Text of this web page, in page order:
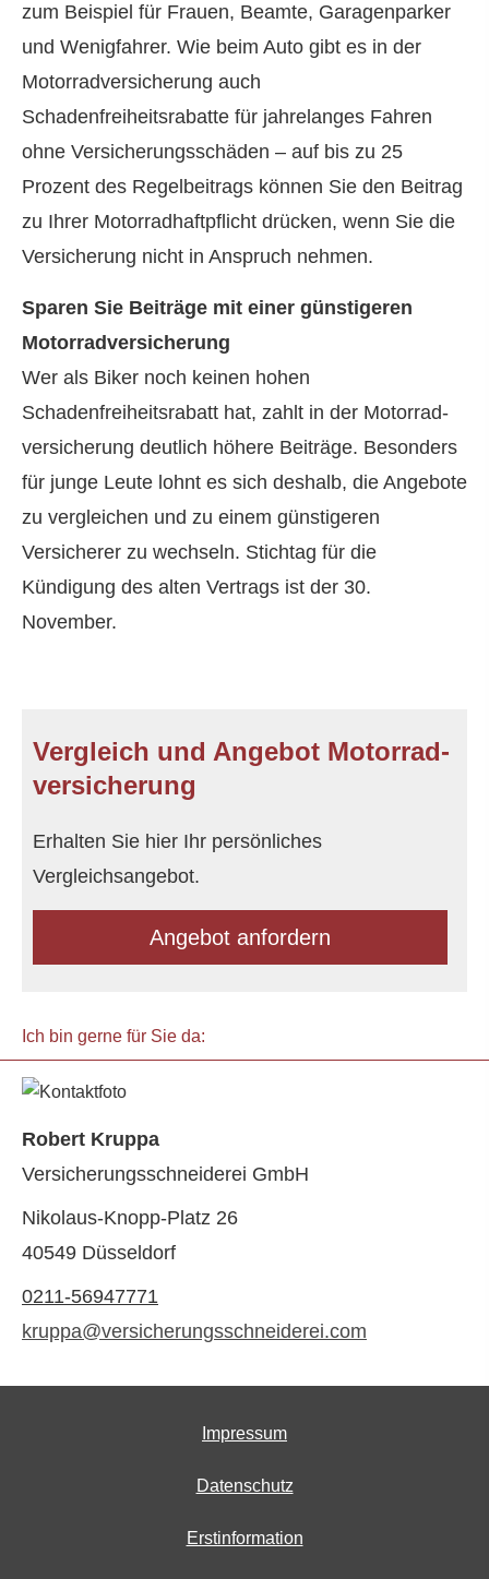
zum Beispiel für Frauen, Beamte, Garagenparker
und Wenigfahrer. Wie beim Auto gibt es in der
Motor­rad­ver­sicherung auch
Schadenfreiheitsrabatte für jahrelanges Fahren
ohne Versicherungsschäden – auf bis zu 25
Prozent des Regelbeitrags können Sie den Beitrag
zu Ihrer Motorradhaftpflicht drücken, wenn Sie die
Versicherung nicht in Anspruch nehmen.
Sparen Sie Beiträge mit einer günstigeren
Motor­rad­ver­sicherung
Wer als Biker noch keinen hohen
Schadenfreiheitsrabatt hat, zahlt in der Motor­rad­
ver­sicherung deutlich höhere Beiträge. Besonders
für junge Leute lohnt es sich deshalb, die Angebote
zu ver­gleichen und zu einem günstigeren
Versicherer zu wechseln. Stichtag für die
Kündigung des alten Vertrags ist der 30.
November.
Vergleich und Angebot Motor­rad­
ver­sicherung
Erhalten Sie hier Ihr persönliches
Vergleichsangebot.
An­ge­bot an­for­dern
Ich bin gerne für Sie da:
Robert Kruppa
Versicherungsschneiderei GmbH
Nikolaus-Knopp-Platz 26
40549 Düsseldorf
0211-56947771
kruppa@versicherungsschneiderei.com
Impressum
Datenschutz
Erstinformation